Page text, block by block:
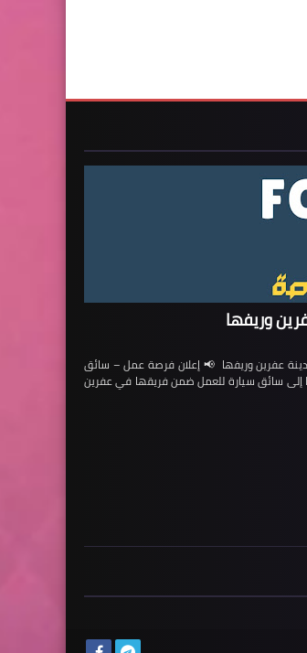
وريفها
عفرين وريفها 📢 إعلان فرصة عمل – سائق
إلى سائق سيارة للعمل ضمن فريقها في عفرين